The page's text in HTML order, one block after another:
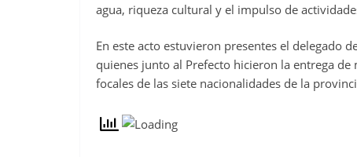
agua, riqueza cultural y el impulso de
En este acto estuvieron presentes el delegado
quienes junto al Prefecto hicieron la entrega
focales de las siete nacionalidades de la